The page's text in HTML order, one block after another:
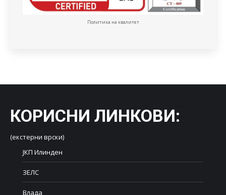
Политика на квалитет
КОРИСНИ ЛИНКОВИ:
(екстерни врски)
ЈКП Илинден
ЗЕЛС
Влада